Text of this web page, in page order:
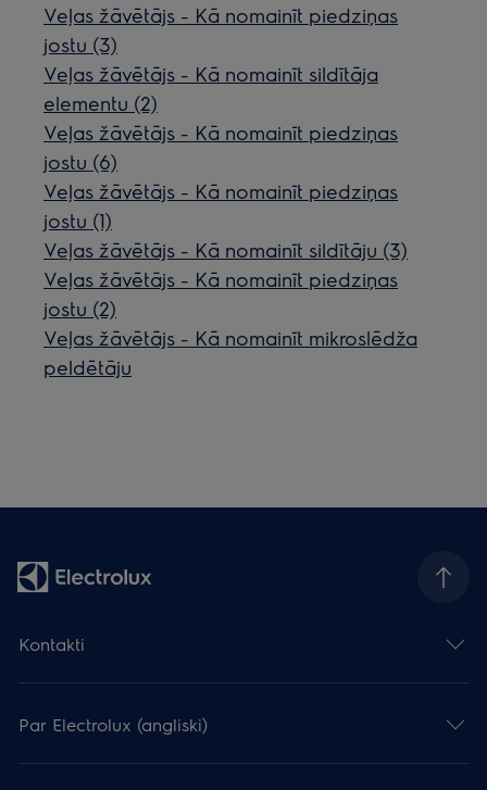
Veļas žāvētājs - Kā nomainīt piedziņas
jostu (3)
Veļas žāvētājs - Kā nomainīt sildītāja
elementu (2)
Veļas žāvētājs - Kā nomainīt piedziņas
jostu (6)
Veļas žāvētājs - Kā nomainīt piedziņas
jostu (1)
Veļas žāvētājs - Kā nomainīt sildītāju (3)
Veļas žāvētājs - Kā nomainīt piedziņas
jostu (2)
Veļas žāvētājs - Kā nomainīt mikroslēdža
peldētāju
Kontakti
Par Electrolux (angliski)